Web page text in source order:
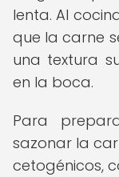
lenta. Al
que la carne
una textura
en la boca.
Para
sazonar la
cetogénicos,